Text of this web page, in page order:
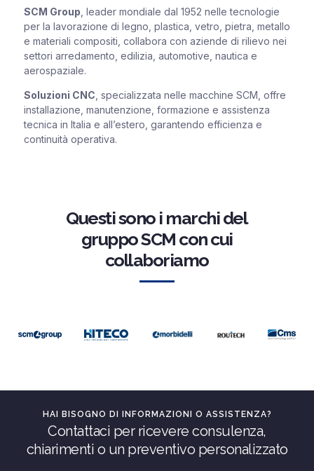
SCM Group , leader mondiale dal 1952 nelle tecnologie
per la lavorazione di legno, plastica, vetro, pietra, metallo
e materiali compositi, collabora con aziende di rilievo nei
settori arredamento, edilizia, automotive, nautica e
aerospaziale.
Soluzioni CNC , specializzata nelle macchine SCM, offre
installazione, manutenzione, formazione e assistenza
tecnica in Italia e all’estero, garantendo efficienza e
continuità operativa.
Questi sono i marchi del
gruppo SCM con cui
collaboriamo
HAI BISOGNO DI INFORMAZIONI O ASSISTENZA?
Contattaci per ricevere consulenza,
chiarimenti o un preventivo personalizzato